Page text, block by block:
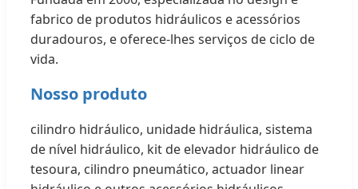
fabrico de produtos hidráulicos e acessórios
duradouros, e oferece-lhes serviços de ciclo de
vida.
Nosso produto
cilindro hidráulico, unidade hidráulica, sistema
de nível hidráulico, kit de elevador hidráulico de
tesoura, cilindro pneumático, actuador linear